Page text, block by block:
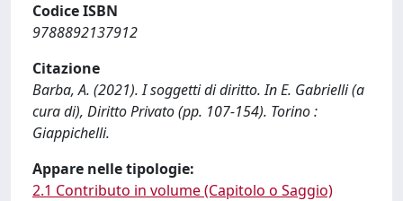
Codice ISBN
9788892137912
Citazione
Barba, A. (2021). I soggetti di diritto. In E. Gabrielli (a
cura di), Diritto Privato (pp. 107-154). Torino :
Giappichelli.
Appare nelle tipologie:
2.1 Contributo in volume (Capitolo o Saggio)